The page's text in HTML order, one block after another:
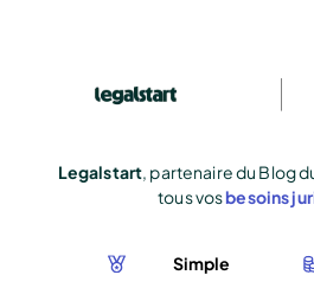
Legalstart, partenaire du Blog
tous vosbesoins
Simple